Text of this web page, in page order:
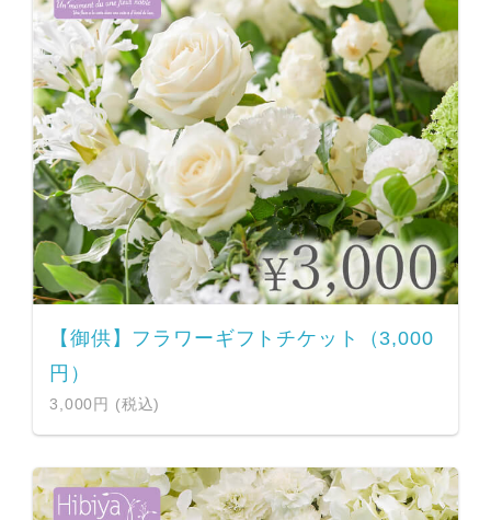
【御供】フラワーギフトチケット（3,000
円）
3,000円 (税込)